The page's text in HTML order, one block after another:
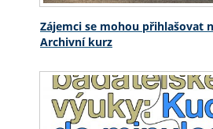
Zájemci se mohou přihlašovat
Archivní kurz